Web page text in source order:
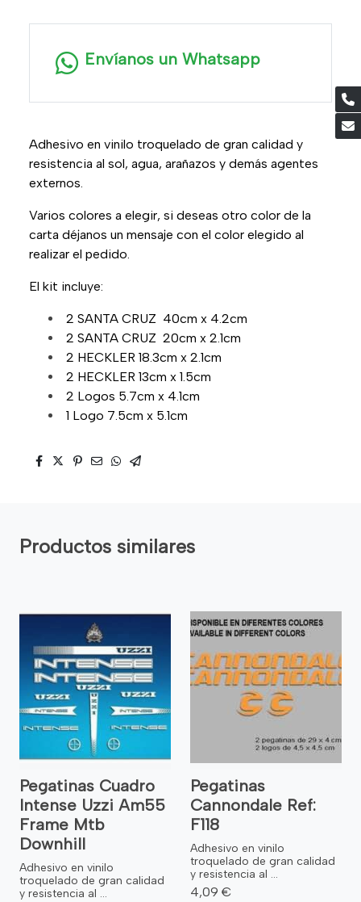
Envíanos un Whatsapp
Adhesivo en vinilo troquelado de gran calidad y
resistencia al sol, agua, arañazos y demás agentes
externos.
Varios colores a elegir, si deseas otro color de la
carta déjanos un mensaje con el color elegido al
realizar el pedido.
El kit incluye:
2 SANTA CRUZ 40cm x 4.2cm
2 SANTA CRUZ 20cm x 2.1cm
2 HECKLER 18.3cm x 2.1cm
2 HECKLER 13cm x 1.5cm
2 Logos 5.7cm x 4.1cm
1 Logo 7.5cm x 5.1cm
Productos similares
Pegatinas Cuadro
Intense Uzzi Am55
Frame Mtb
Downhill
Adhesivo en vinilo
troquelado de gran calidad
y resistencia al ...
Pegatinas
Cannondale Ref:
F118
Adhesivo en vinilo
troquelado de gran calidad
y resistencia al ...
4,09 €